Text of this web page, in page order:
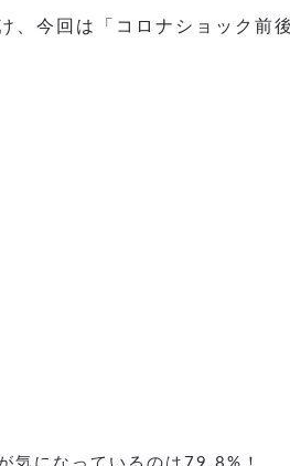
、今回は「コロナショック前